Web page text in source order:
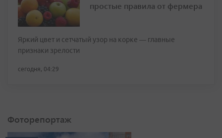
простые правила от фермера
Яркий цвет и сетчатый узор на корке — главные
признаки зрелости
сегодня, 04:29
Фоторепортаж